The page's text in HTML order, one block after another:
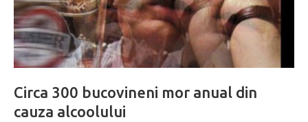
Circa 300 bucovineni mor anual din
cauza alcoolului